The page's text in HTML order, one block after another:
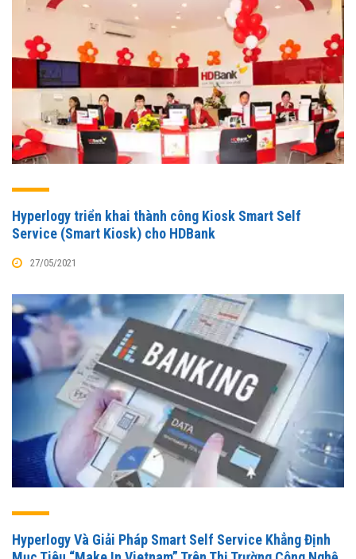
Hyperlogy triển khai thành công Kiosk Smart Self
Service (Smart Kiosk) cho HDBank
27/05/2021
Hyperlogy Và Giải Pháp Smart Self Service Khẳng Định